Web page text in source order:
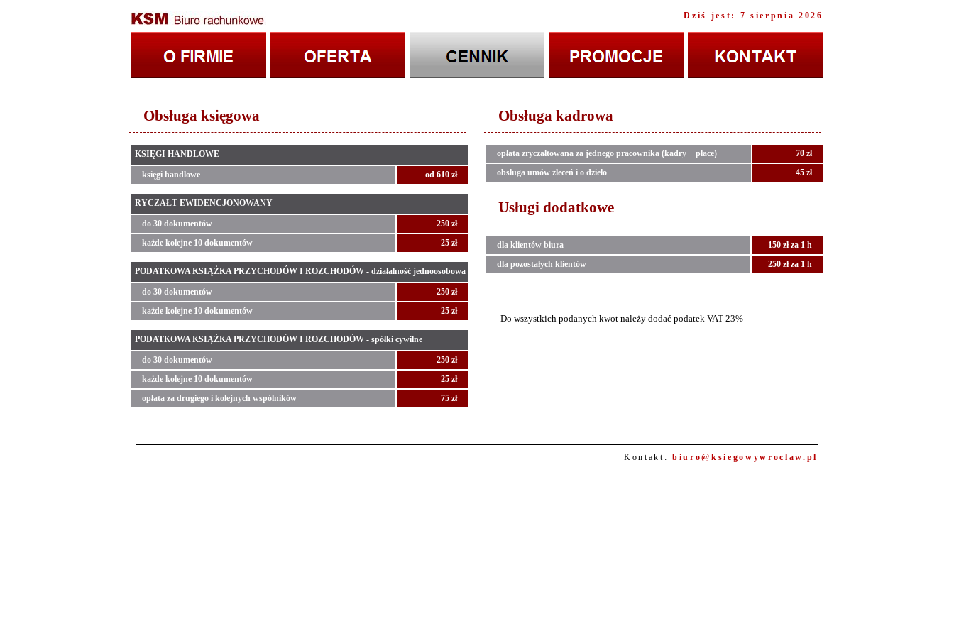
Dziś jest: 7 sierpnia 2026
Obsługa księgowa
KSIĘGI HANDLOWE
księgi handlowe od 610 zł
RYCZAŁT EWIDENCJONOWANY
do 30 dokumentów
250 zł
każde kolejne 10 dokumentów
25 zł
PODATKOWA KSIĄŻKA PRZYCHODÓW I ROZCHODÓW - działalność jednoosobowa
do 30 dokumentów
250 zł
każde kolejne 10 dokumentów
25 zł
PODATKOWA KSIĄŻKA PRZYCHODÓW I ROZCHODÓW - spółki cywilne
do 30 dokumentów
250 zł
każde kolejne 10 dokumentów
25 zł
opłata za drugiego i kolejnych wspólników
75 zł
Obsługa kadrowa
opłata zryczałtowana za jednego pracownika (kadry + płace)
70 zł
obsługa umów zleceń i o dzieło
45 zł
Usługi dodatkowe
dla klientów biura
150 zł za 1 h
dla pozostałych klientów
250 zł za 1 h
Do wszystkich podanych kwot należy dodać podatek VAT 23%
Kontakt: biuro@ksiegowywroclaw.pl